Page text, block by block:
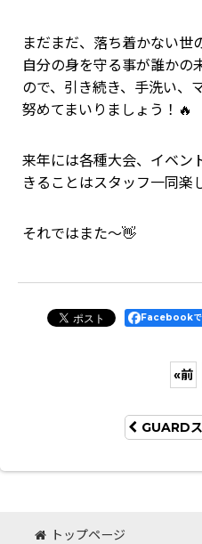
まだまだ、落ち着かない世
自分の身を守る事が誰かの
ので、引き続き、手洗い、
努めてまいりましょう！🔥
来年には各種大会、イベン
きることはスタッフ一同楽
それではまた～👋
Facebookで
«前
GUARD
トップページ